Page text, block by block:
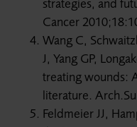
Cancer
Wang C,
J, Yang GP,
treating wounds:
literature.
Feldmeier JJ,